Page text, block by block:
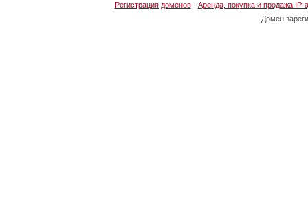
Регистрация доменов· Аренда, покупка и продажа IP-
Домен